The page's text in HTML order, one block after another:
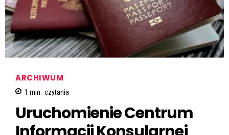
ARCHIWUM
1 min. czytania
Uruchomienie Centrum